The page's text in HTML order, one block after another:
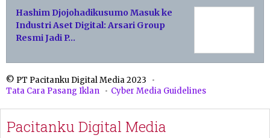
Hashim Djojohadikusumo Masuk ke
Industri Aset Digital: Arsari Group
Resmi Jadi P…
© PT Pacitanku Digital Media 2023
Tata Cara Pasang Iklan
Cyber Media Guidelines
Pacitanku Digital Media